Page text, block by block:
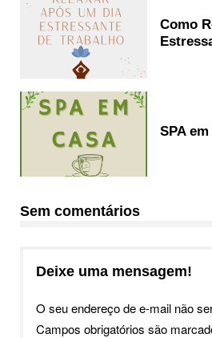
Como
SPA
Sem comentários
Deixe uma mensagem!
O seu endereço de e-mail não
Campos obrigatórios são